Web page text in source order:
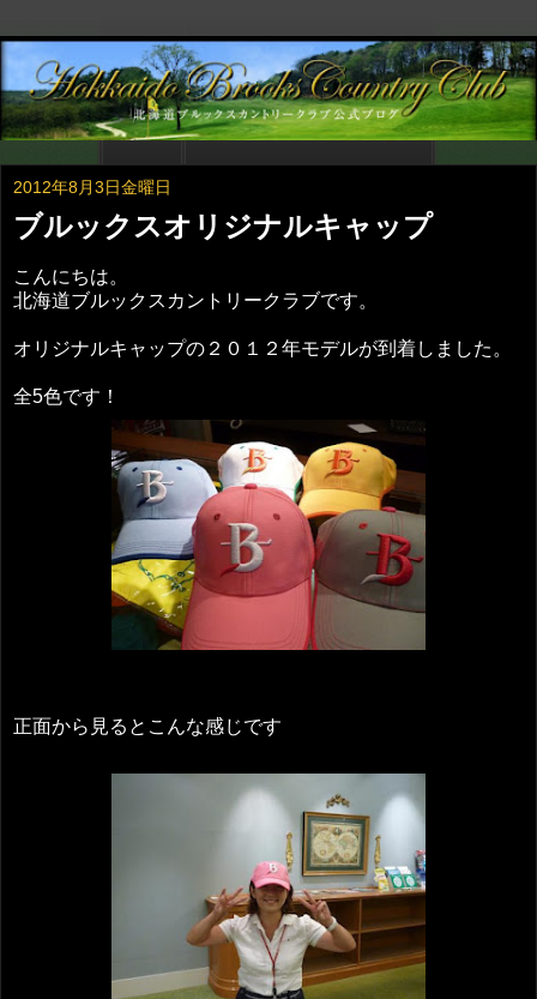
2012年8月3日金曜日
ブルックスオリジナルキャップ
こんにちは。
北海道ブルックスカントリークラブです。
オリジナルキャップの２０１２年モデルが到着しました。
全5色です！
正面から見るとこんな感じです